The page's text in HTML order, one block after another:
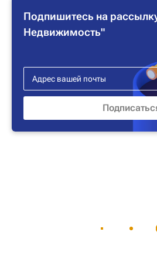
Подпишитесь на
Недвижимость"